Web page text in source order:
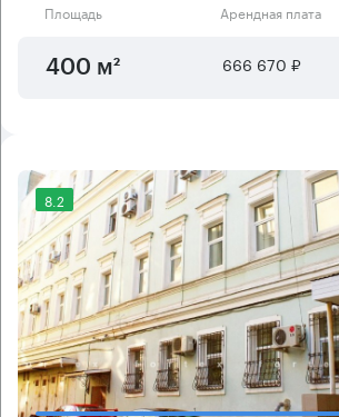
Площадь Арендная плата
400 м² 666 670 ₽
8.2